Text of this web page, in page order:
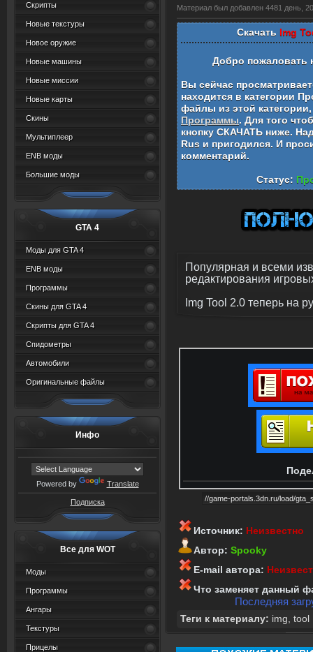
Скрипты
Новые текстуры
Новое оружие
Новые машины
Новые миссии
Новые карты
Скины
Мультиплеер
ENB моды
Большие моды
GTA 4
Моды для GTA 4
ENB моды
Программы
Скины для GTA 4
Скрипты для GTA 4
Спидометры
Автомобили
Оригинальные файлы
Инфо
Powered by Translate
Подписка
Все для WOT
Моды
Программы
Ангары
Текстуры
Прицелы
Материал был добавлен 4481 день,
Скачать Img
Добро пожаловать
Вы сейчас
находится в категории
файлы из этой
Программы. Для того
кнопку СКАЧАТЬ ниже.
Rus и пригодился. И
комментарий.
Статус:
Популярная и всеми
редактирования
Img Tool 2.0 теперь на
Источник: Неизвестно
Автор: Spooky
E-mail автора:
Что заменяет данный
Последняя
Теги к материалу: img tool